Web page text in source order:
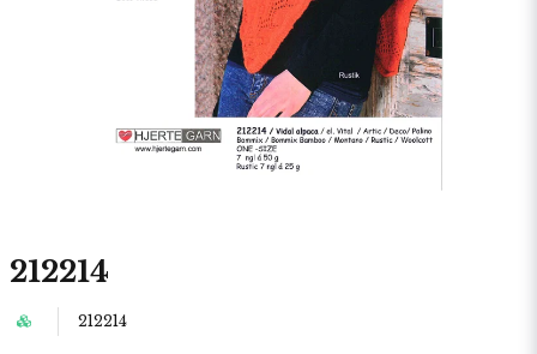
212214
212214